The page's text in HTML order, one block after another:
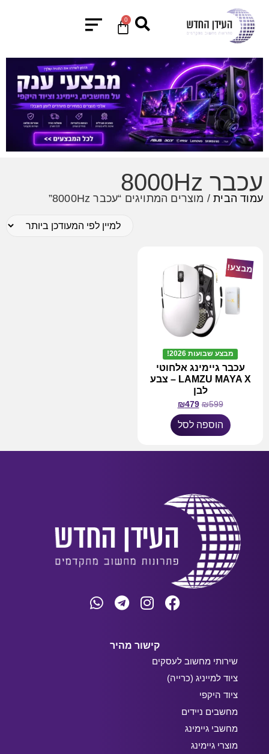
0
עכבר 8000Hz
עמוד הבית/ מוצרים המתויגים “עכבר 8000Hz”
מבצע!
מבצע שבועות 2026!
עכבר גיימינג אלחוטי
LAMZU MAYA X – צבע
לבן
₪599
₪479
הוספה לסל
קישור מהיר
שירותי מחשוב לעסקים
ציוד למייניג (כרייה)
ציוד היקפי
מחשבים ניידים
מחשבי גיימינג
מוצרי גיימינג